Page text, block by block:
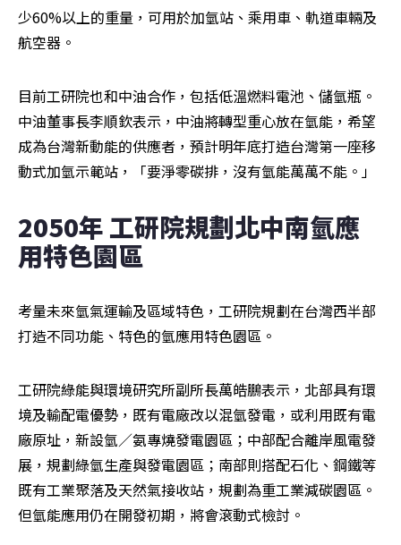
少60%以上的重量，可用於加氫站、乘用車、軌道車輛及
航空器。
目前工研院也和中油合作，包括低溫燃料電池、儲氫瓶。
中油董事長李順欽表示，中油將轉型重心放在氫能，希望
成為台灣新動能的供應者，預計明年底打造台灣第一座移
動式加氫示範站，「要淨零碳排，沒有氫能萬萬不能。」
2050年 工研院規劃北中南氫應
用特色園區
考量未來氫氣運輸及區域特色，工研院規劃在台灣西半部
打造不同功能、特色的氫應用特色園區。
工研院綠能與環境研究所副所長萬皓鵬表示，北部具有環
境及輸配電優勢，既有電廠改以混氫發電，或利用既有電
廠原址，新設氫／氨專燒發電園區；中部配合離岸風電發
展，規劃綠氫生產與發電園區；南部則搭配石化、鋼鐵等
既有工業聚落及天然氣接收站，規劃為重工業減碳園區。
但氫能應用仍在開發初期，將會滾動式檢討。